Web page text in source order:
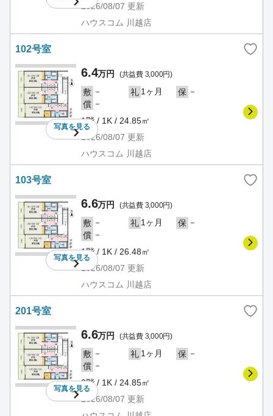
2026/08/07 更新
ハウスコム 川越店
102号室
写真を見る
6.4万円 (共益費 3,000円)
敷 － 礼 1ヶ月 保 －
償 －
1階 / 1K / 24.85㎡
2026/08/07 更新
ハウスコム 川越店
103号室
写真を見る
6.6万円 (共益費 3,000円)
敷 － 礼 1ヶ月 保 －
償 －
1階 / 1K / 26.48㎡
2026/08/07 更新
ハウスコム 川越店
201号室
写真を見る
6.6万円 (共益費 3,000円)
敷 － 礼 1ヶ月 保 －
償 －
2階 / 1K / 24.85㎡
2026/08/07 更新